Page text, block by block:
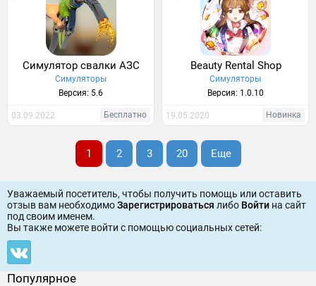
Симулятор свалки АЗС
Симуляторы
Версия: 5.6
03.09.2022 Бесплатно
Beauty Rental Shop
Симуляторы
Версия: 1.0.10
19.05.2020 Новинка
1 2 3 20 Еще
Уважаемый посетитель, чтобы получить помощь или оставить
отзыв вам необходимоЗарегистрироваться либо Войти на сайт
под своим именем.
Вы также можете войти c помощью социальных сетей:
Популярное